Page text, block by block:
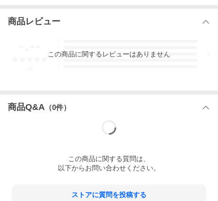
商品レビュー
3
この商品に関するレビューはありません
商品Q&A （0件）
この商品に関する質問は、
以下からお問い合わせください。
ストアに質問を投稿する